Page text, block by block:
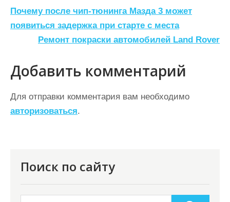
Н
а
и
г
а
ц
Почему после чип-тюнинга Мазда 3 может
появиться задержка при старте с места
Ремонт покраски автомобилей Land Rover
Добавить комментарий
Для отправки комментария вам необходимо
авторизоваться.
Поиск по сайту